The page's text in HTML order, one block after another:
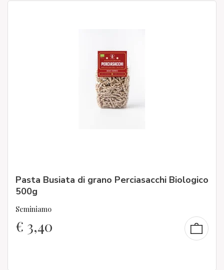
Pasta Busiata di grano Perciasacchi Biologico
500g
Seminiamo
€ 3,40